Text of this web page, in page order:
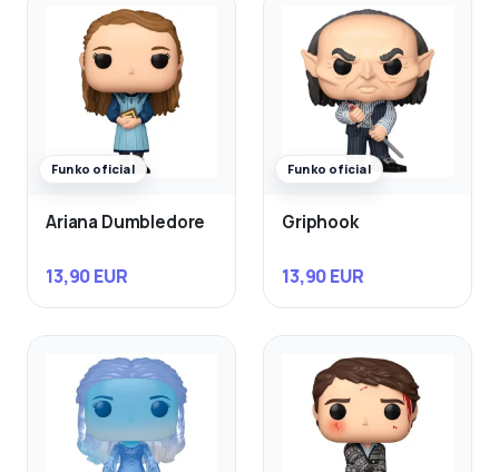
Funko oficial
Ariana Dumbledore
13,90 EUR
Funko oficial
Griphook
13,90 EUR